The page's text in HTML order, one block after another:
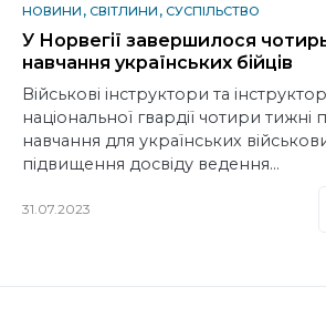
НОВИНИ СВІТЛИНИ СУСПІЛЬСТВО
У Норвегії завершилося
навчання українських бійців
Військові інструктори та
національної гвардії чотири
навчання для українських
підвищення досвіду ведення…
31.07.2023